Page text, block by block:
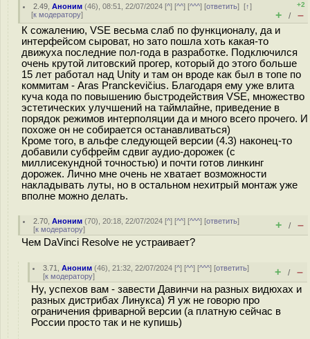
2.49 ,Аноним (46), 08:51, 22/07/2024 [^] [^^] [^^^] [ответить][↑]
[к модератору]
+2
+ / –
К сожалению, VSE весьма слаб по функционалу, да и
интерфейсом сыроват, но зато пошла хоть какая-то
движуха последние пол-года в разработке. Подключился
очень крутой литовский прогер, который до этого больше
15 лет работал над Unity и там он вроде как был в топе по
коммитам - Aras Pranckevičius. Благодаря ему уже влита
куча кода по повышению быстродействия VSE, множество
эстетических улучшений на таймлайне, приведение в
порядок режимов интерполяции да и много всего прочего. И
похоже он не собирается останавливаться)
Кроме того, в альфе следующей версии (4.3) наконец-то
добавили субфрейм сдвиг аудио-дорожек (с
миллисекундной точностью) и почти готов линкинг
дорожек. Лично мне очень не хватает возможности
накладывать луты, но в остальном нехитрый монтаж уже
вполне можно делать.
2.70 ,Аноним (70), 20:18, 22/07/2024 [^] [^^] [^^^] [ответить]
[к модератору] + / –
Чем DaVinci Resolve не устраивает?
3.71 ,Аноним (46), 21:32, 22/07/2024 [^] [^^] [^^^] [ответить]
[к модератору] + / –
Ну, успехов вам - завести Давинчи на разных видюхах и
разных дистрибах Линукса) Я уж не говорю про
ограничения фриварной версии (а платную сейчас в
России просто так и не купишь)